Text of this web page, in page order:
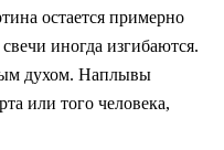
остается примерно
иногда изгибаются.
духом. Наплывы
или того человека,